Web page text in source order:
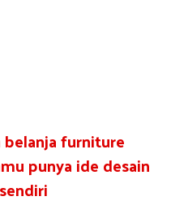
belanja furniture
punya ide desain